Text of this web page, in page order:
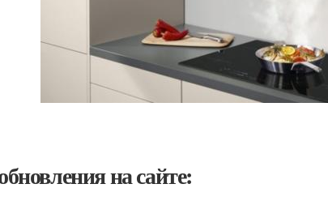
на сайте: